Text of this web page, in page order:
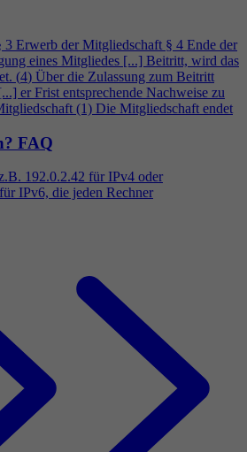
3 Erwerb der Mitgliedschaft § 4 Ende der
eines Mitgliedes [...] Beitritt, wird das
(4) Über die Zulassung zum Beitritt
er Frist entsprechende Nachweise zu
(1) Die Mitgliedschaft endet
FAQ
192.0.2.42 für IPv4 oder
IPv6, die jeden Rechner